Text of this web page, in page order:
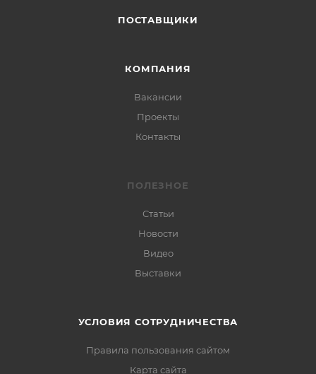
ПОСТАВЩИКИ
КОМПАНИЯ
Вакансии
Проекты
Контакты
ПОЛЕЗНОЕ
Статьи
Новости
Видео
Выставки
УСЛОВИЯ СОТРУДНИЧЕСТВА
Правила пользования сайтом
Карта сайта